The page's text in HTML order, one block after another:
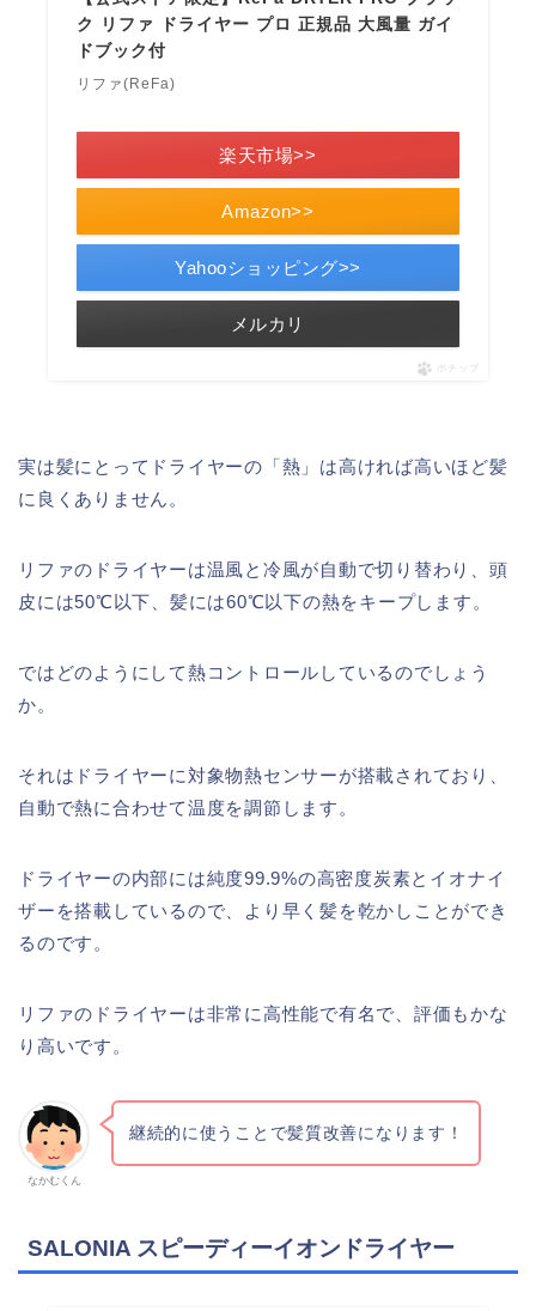
ク リファ ドライヤー プロ 正規品 大風量 ガイ
ドブック付
リファ(ReFa)
Amazon>>
楽天市場>>
Yahooショッピング>>
メルカリ
ポチップ
実は髪にとってドライヤーの「熱」は高ければ高いほど髪
に良くありません。
リファのドライヤーは温風と冷風が自動で切り替わり、頭
皮には50℃以下、髪には60℃以下の熱をキープします。
ではどのようにして熱コントロールしているのでしょう
か。
それはドライヤーに対象物熱センサーが搭載されており、
自動で熱に合わせて温度を調節します。
ドライヤーの内部には純度99.9%の高密度炭素とイオナイ
ザーを搭載しているので、より早く髪を乾かしことができ
るのです。
リファのドライヤーは非常に高性能で有名で、評価もかな
り高いです。
なかむくん
継続的に使うことで髪質改善になります！
SALONIA スピーディーイオンドライヤー